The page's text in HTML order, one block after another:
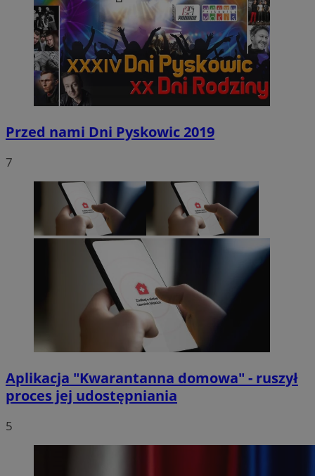
Przed nami Dni Pyskowic 2019
7
Aplikacja "Kwarantanna domowa" - ruszył
proces jej udostępniania
5